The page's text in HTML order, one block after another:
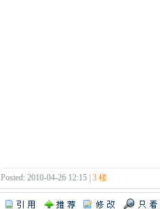
Posted: 2010-04-26 12:15 | 3 楼